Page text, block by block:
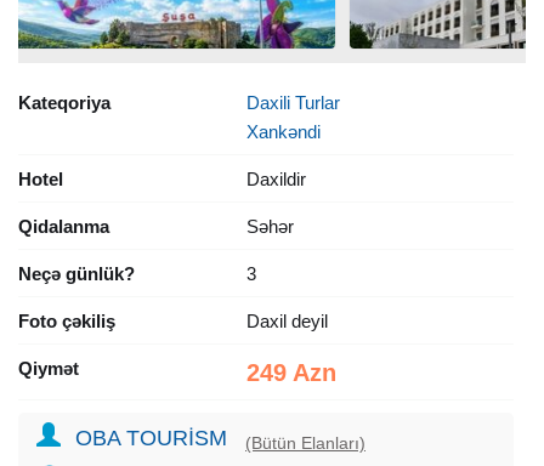
Kateqoriya
Daxili Turlar
Xankəndi
Hotel Daxildir
Qidalanma Səhər
Neçə günlük? 3
Foto çəkiliş Daxil deyil
Qiymət 249 Azn
OBA TOURİSM (Bütün Elanları)